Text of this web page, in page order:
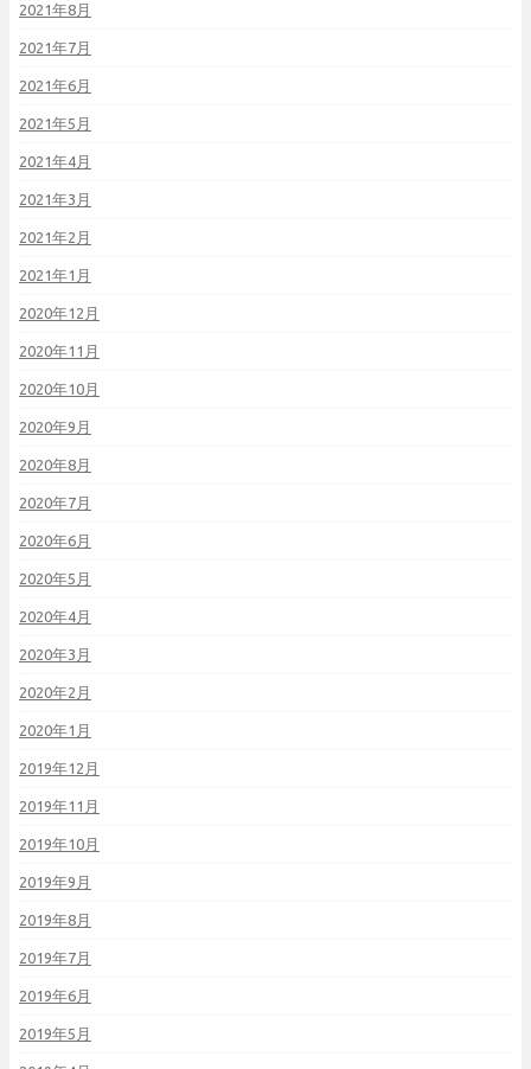
2021年8月
2021年7月
2021年6月
2021年5月
2021年4月
2021年3月
2021年2月
2021年1月
2020年12月
2020年11月
2020年10月
2020年9月
2020年8月
2020年7月
2020年6月
2020年5月
2020年4月
2020年3月
2020年2月
2020年1月
2019年12月
2019年11月
2019年10月
2019年9月
2019年8月
2019年7月
2019年6月
2019年5月